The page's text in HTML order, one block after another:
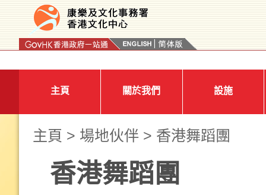
主頁 關於我們 設施
主頁 > 場地伙伴 > 香港舞蹈團
香港舞蹈團